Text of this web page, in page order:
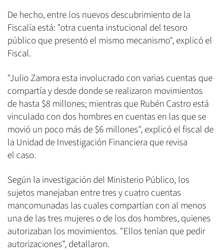
De hecho, entre los nuevos descubrimiento de la
Fiscalía está: "otra cuenta instucional del tesoro
público que presentó el mismo mecanismo", explicó el
Fiscal.
"Julio Zamora esta involucrado con varias cuentas que
compartía y desde donde se realizaron movimientos
de hasta $8 millones; mientras que Rubén Castro está
vinculado con dos hombres en cuentas en las que se
movió un poco más de $6 millones", explicó el fiscal de
la Unidad de Investigación Financiera que revisa
el caso.
Según la investigación del Ministerio Público, los
sujetos manejaban entre tres y cuatro cuentas
mancomunadas las cuales compartían con al menos
una de las tres mujeres o de los dos hombres, quienes
autorizaban los movimientos. "Ellos tenían que pedir
autorizaciones", detallaron.